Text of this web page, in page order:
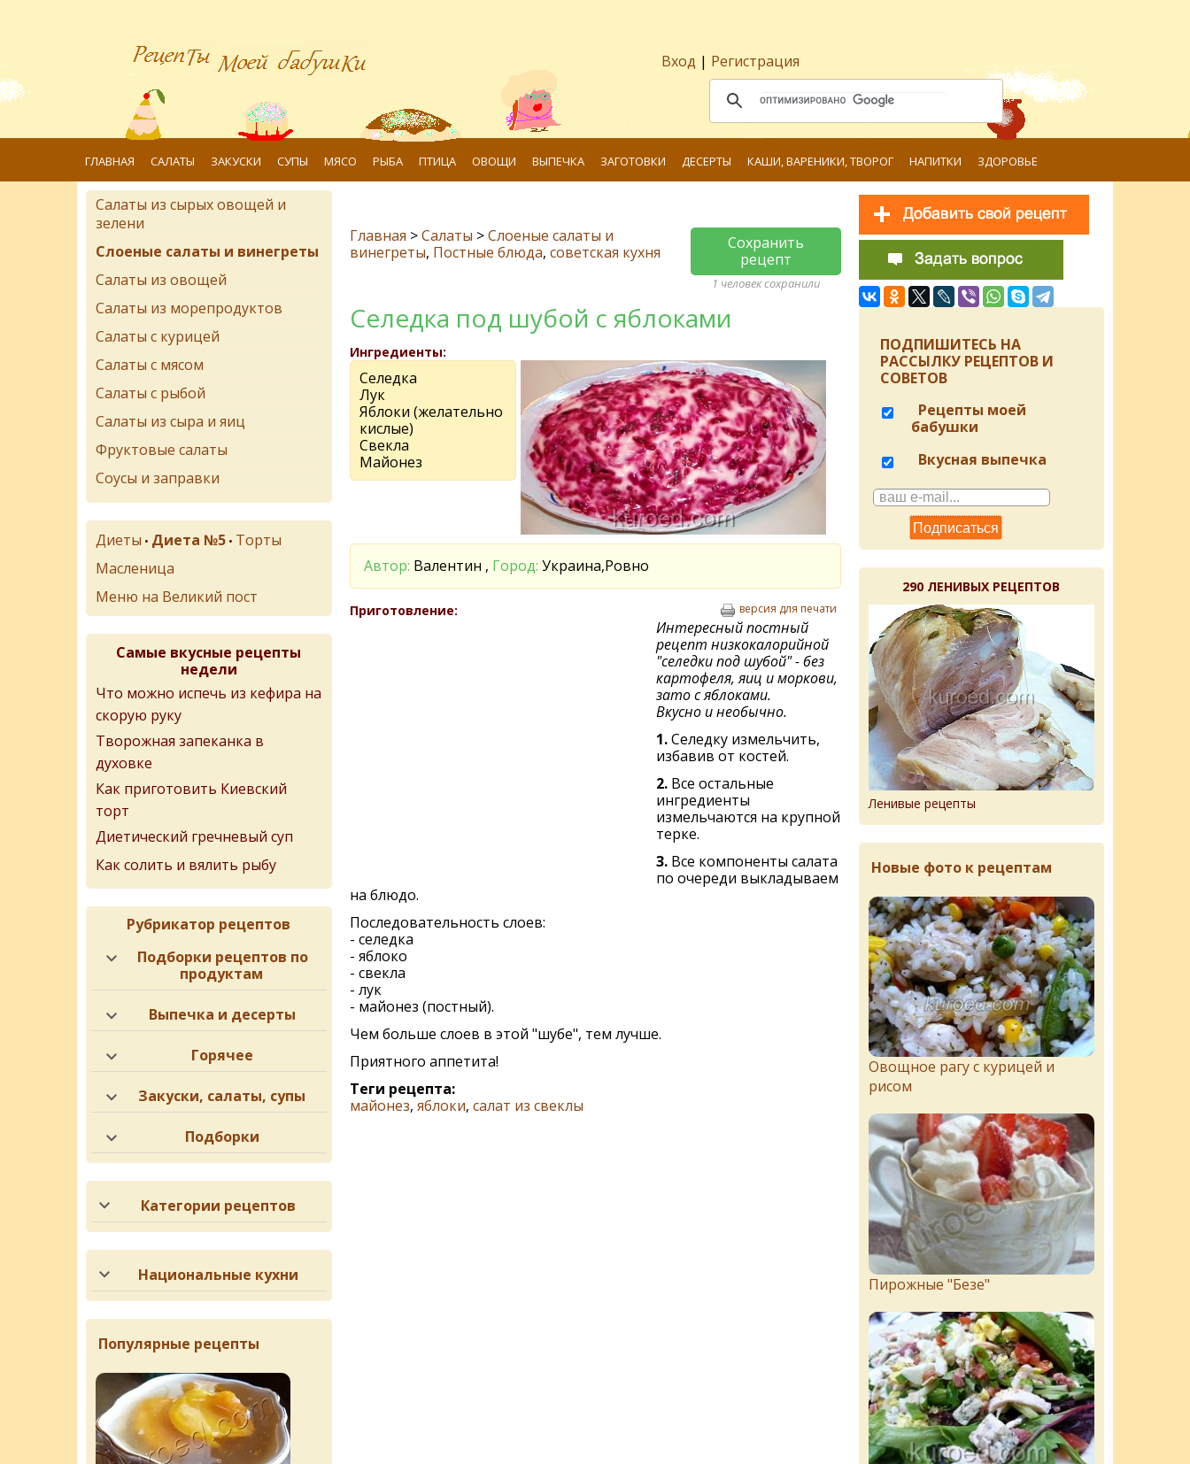
Вход | Регистрация
ГЛАВНАЯ САЛАТЫ ЗАКУСКИ СУПЫ МЯСО РЫБА ПТИЦА ОВОЩИ ВЫПЕЧКА ЗАГОТОВКИ ДЕСЕРТЫ КАШИ, ВАРЕНИКИ, ТВОРОГ НАПИТКИ ЗДОРОВЬЕ
Главная >Салаты >Слоеные салаты и
винегреты, Постные блюда, советская кухня
Сохранить
рецепт
1 человек сохранили
Селедка под шубой с яблоками
Ингредиенты:
Селедка
Лук
Яблоки (желательно
кислые)
Свекла
Майонез
Автор: Валентин , Город: Украина,Ровно
Приготовление: версия для печати
Интересный постный
рецепт низкокалорийной
"селедки под шубой" - без
картофеля, яиц и моркови,
зато с яблоками.
Вкусно и необычно.
1.Селедку измельчить,
избавив от костей.
2.Все остальные
ингредиенты
измельчаются на крупной
терке.
3. Все компоненты салата
по очереди выкладываем
на блюдо.
Последовательность слоев:
- селедка
- яблоко
- свекла
- лук
- майонез (постный).
Чем больше слоев в этой "шубе", тем лучше.
Приятного аппетита!
Теги рецепта:
майонез, яблоки, салат из свеклы
Салаты из сырых овощей и
зелени
Слоеные салаты и винегреты
Салаты из овощей
Салаты из морепродуктов
Салаты с курицей
Салаты с мясом
Салаты с рыбой
Салаты из сыра и яиц
Фруктовые салаты
Соусы и заправки
Диеты • Диета №5 • Торты
Масленица
Меню на Великий пост
Самые вкусные рецепты
недели
Что можно испечь из кефира на
скорую руку
Творожная запеканка в
духовке
Как приготовить Киевский
торт
Диетический гречневый суп
Как солить и вялить рыбу
Рубрикатор рецептов
Подборки рецептов по
продуктам
Выпечка и десерты
Горячее
Закуски, салаты, супы
Подборки
Категории рецептов
Национальные кухни
Популярные рецепты
ПОДПИШИТЕСЬ НА
РАССЫЛКУ РЕЦЕПТОВ И
СОВЕТОВ
Рецепты моей
бабушки
Вкусная выпечка
290 ЛЕНИВЫХ РЕЦЕПТОВ
Ленивые рецепты
Новые фото к рецептам
Овощное рагу с курицей и
рисом
Пирожныe "Бeзe"